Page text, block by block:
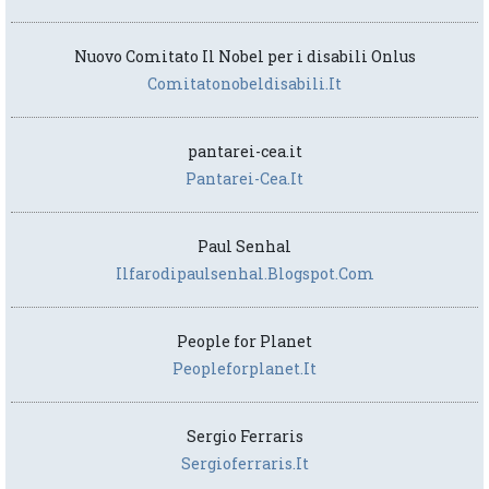
Nuovo Comitato Il Nobel per i disabili Onlus
Comitatonobeldisabili.it
pantarei-cea.it
Pantarei-Cea.it
Paul Senhal
Ilfarodipaulsenhal.blogspot.com
People for Planet
Peopleforplanet.it
Sergio Ferraris
Sergioferraris.it